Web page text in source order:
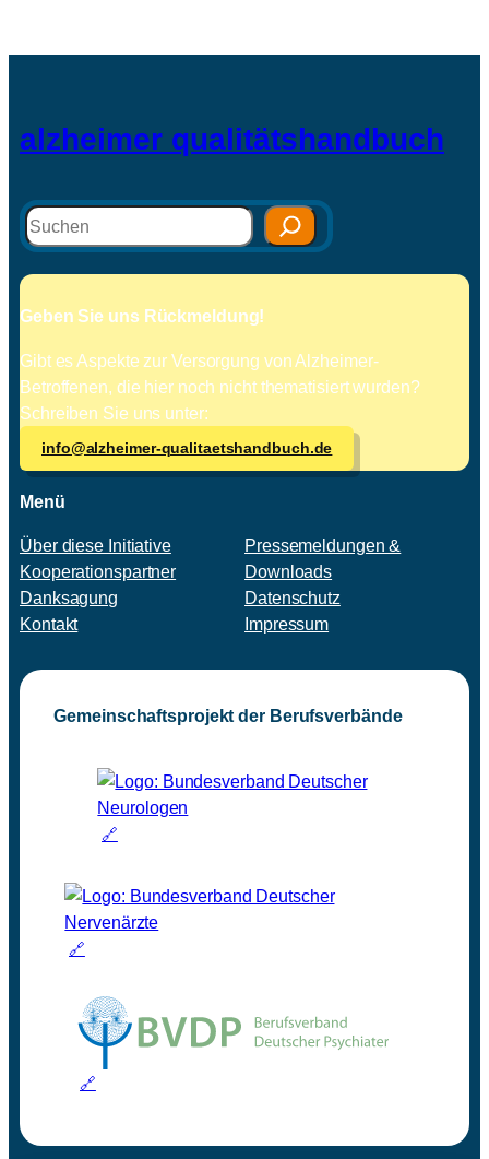
alzheimer qualitätshandbuch
Suchen
Geben Sie uns Rückmeldung!
Gibt es Aspekte zur Versorgung von Alzheimer-
Betroffenen, die hier noch nicht thematisiert wurden?
Schreiben Sie uns unter:
info@alzheimer-qualitaetshandbuch.de
Menü
Über diese Initiative
Kooperationspartner
Danksagung
Kontakt
Pressemeldungen &
Downloads
Datenschutz
Impressum
Gemeinschaftsprojekt der Berufsverbände